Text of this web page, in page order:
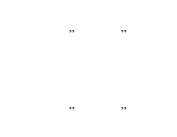
” ”
” ”